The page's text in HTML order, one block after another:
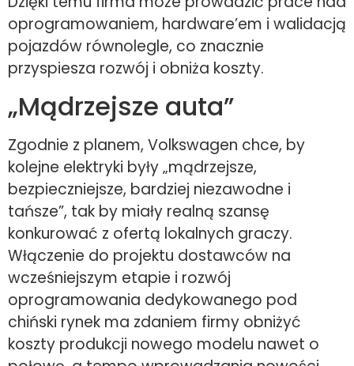
oprogramowaniem, hardware’em i walidacją
pojazdów równolegle, co znacznie
przyspiesza rozwój i obniża koszty.
„Mądrzejsze auta”
Zgodnie z planem, Volkswagen chce, by
kolejne elektryki były „mądrzejsze,
bezpieczniejsze, bardziej niezawodne i
tańsze”, tak by miały realną szansę
konkurować z ofertą lokalnych graczy.
Włączenie do projektu dostawców na
wcześniejszym etapie i rozwój
oprogramowania dedykowanego pod
chiński rynek ma zdaniem firmy obniżyć
koszty produkcji nowego modelu nawet o